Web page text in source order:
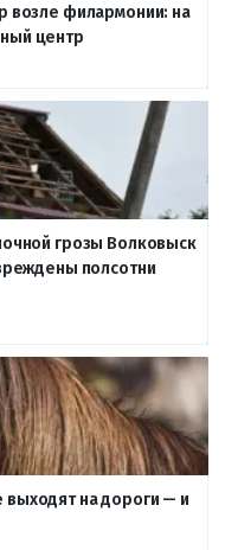
возле филармонии: на
центр
грозы Волковыск
полсотни
на дороги — и